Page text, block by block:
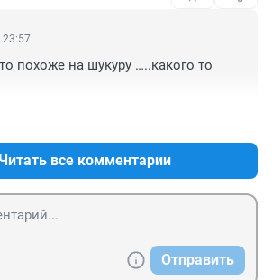
23:57
похоже на шукуру …..какого то
Читать все комментарии
Отправить